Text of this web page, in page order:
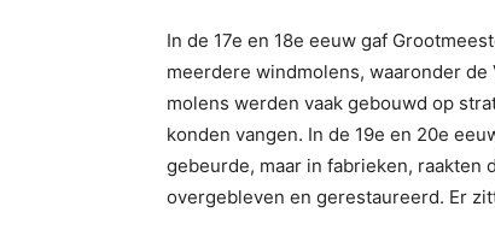
In de 17e en 18e eeuw gaf
meerdere windmolens, waaronder
molens werden vaak gebouwd op
konden vangen. In de 19e en 20e
gebeurde, maar in fabrieken, raakten
overgebleven en gerestaureerd. Er